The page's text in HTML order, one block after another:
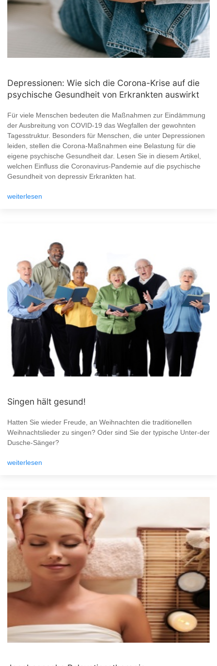
Depressionen: Wie sich die Corona-Krise auf die
psychische Gesundheit von Erkrankten auswirkt
Für viele Menschen bedeuten die Maßnahmen zur Eindämmung
der Ausbreitung von COVID-19 das Wegfallen der gewohnten
Tagesstruktur. Besonders für Menschen, die unter Depressionen
leiden, stellen die Corona-Maßnahmen eine Belastung für die
eigene psychische Gesundheit dar. Lesen Sie in diesem Artikel,
welchen Einfluss die Coronavirus-Pandemie auf die psychische
Gesundheit von depressiv Erkrankten hat.
weiterlesen
Singen hält gesund!
Hatten Sie wieder Freude, an Weihnachten die traditionellen
Weihnachtslieder zu singen? Oder sind Sie der typische Unter-der
Dusche-Sänger?
weiterlesen